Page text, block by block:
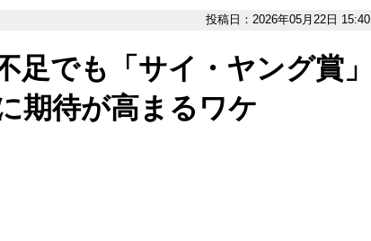
投稿日：2026年05月22日 15:40
足でも「サイ・ヤング賞」
期待が高まるワケ